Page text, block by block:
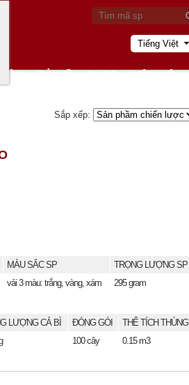
Tiếng Việt
Sắp xếp:
MÀU SẮC SP
TRỌNG LƯỢNG SP
vải 3 màu: trắng, vàng, xám 295 gram
LƯỢNG CẢ BÌ ĐÓNG GÓI
THỂ TÍCH THÙNG
100 cây 0.15 m3